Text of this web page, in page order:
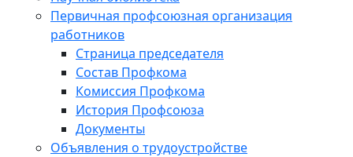
Первичная профсоюзная организация
работников
Страница председателя
Состав Профкома
Комиссия Профкома
История Профсоюза
Документы
Объявления о трудоустройстве